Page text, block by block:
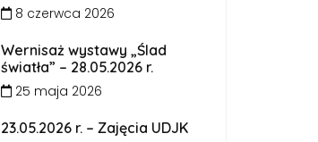
8 czerwca 2026
Wernisaż wystawy „Ślad
światła” – 28.05.2026 r.
25 maja 2026
23.05.2026 r. – Zajęcia UDJK